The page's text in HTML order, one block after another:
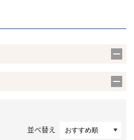
ンウィーク休業のお知らせ
並べ替え